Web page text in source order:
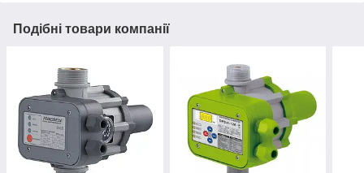
Подібні товари компанії